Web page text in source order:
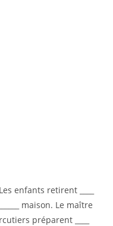
enfants retirent ____
maison. Le maître
préparent ____